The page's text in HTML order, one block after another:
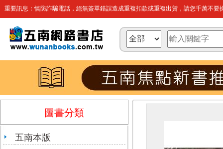
重要訊息：慎防詐騙電話，絕無簽單錯誤造成重複扣款或重複出貨，請您千萬不要
圖書分類
五南本版